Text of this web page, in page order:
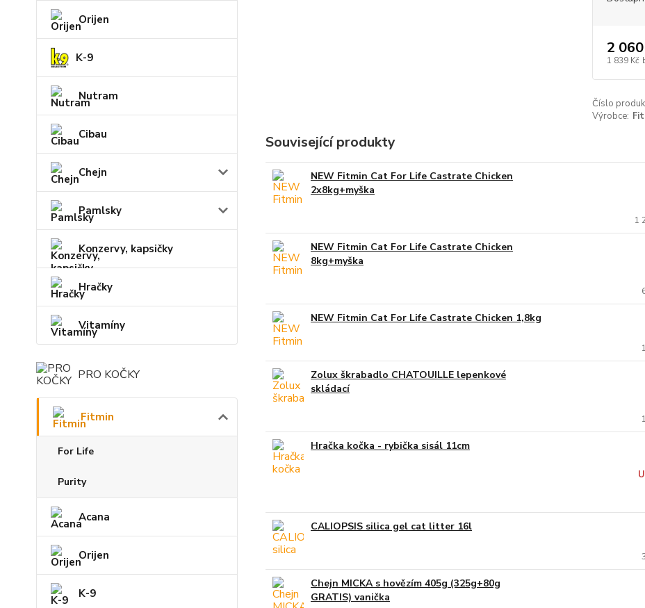
Orijen
K-9
Nutram
Cibau
Chejn
Pamlsky
Konzervy, kapsičky
Hračky
Vitamíny
PRO KOČKY
Fitmin
For Life
Purity
Acana
Orijen
K-9
2
1 839 Kč
Číslo
Výrobce:
Související produkty
NEW Fitmin Cat For Life Castrate Chicken
2x8kg+myška
1
NEW Fitmin Cat For Life Castrate Chicken
8kg+myška
NEW Fitmin Cat For Life Castrate Chicken 1,8kg
Zolux škrabadlo CHATOUILLE lepenkové
skládací
Hračka kočka - rybička sisál 11cm
CALIOPSIS silica gel cat litter 16l
Chejn MICKA s hovězím 405g (325g+80g
GRATIS) vanička